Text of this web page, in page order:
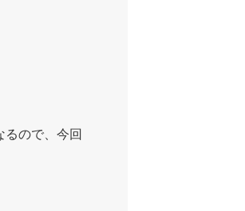
ので、今回